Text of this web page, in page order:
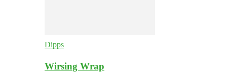
Dipps
Wirsing Wrap